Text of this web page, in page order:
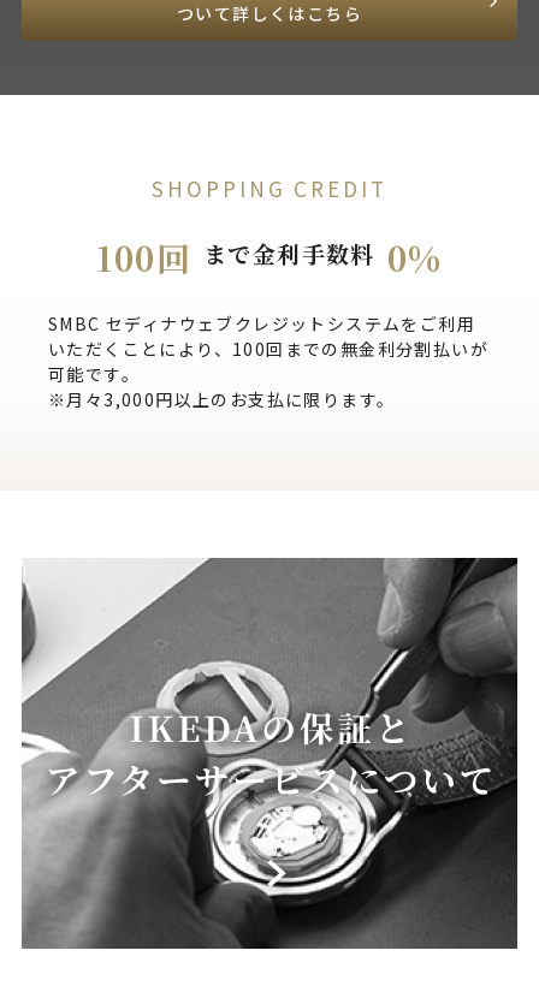
ついて詳しくはこちら
SHOPPING CREDIT
100回 まで金利手数料 0%
SMBC セディナウェブクレジットシステムをご利用
いただくことにより、100回までの無金利分割払いが
可能です。
※月々3,000円以上のお支払に限ります。